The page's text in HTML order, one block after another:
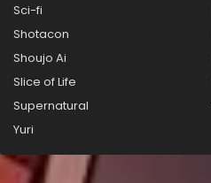
Sci-fi
Shotacon
Shoujo Ai
Slice of Life
Supernatural
Yuri